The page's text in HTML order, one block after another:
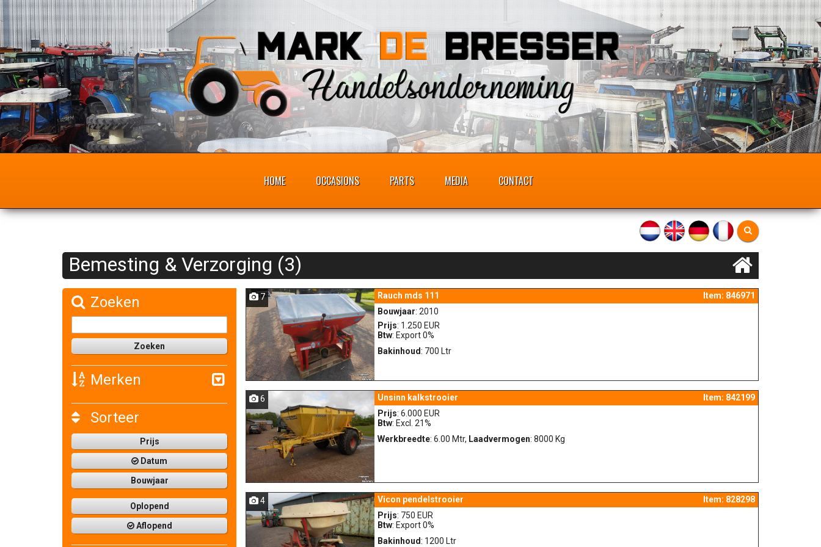
HOME OCCASIONS PARTS MEDIA CONTACT
Bemesting & Verzorging (3)
Zoeken
Merken
Sorteer
Prijs
Datum
Bouwjaar
Oplopend
Aflopend
7 Rauch mds 111
Item: 846971
Bouwjaar: 2010
Prijs: 1.250 EUR
Btw: Export 0%
Bakinhoud: 700 Ltr
6 Unsinn kalkstrooier
Item: 842199
Prijs: 6.000 EUR
Btw: Excl. 21%
Werkbreedte: 6.00 Mtr, Laadvermogen: 8000 Kg
4 Vicon pendelstrooier
Item: 828298
Prijs: 750 EUR
Btw: Export 0%
Bakinhoud: 1200 Ltr